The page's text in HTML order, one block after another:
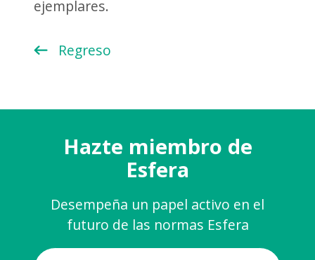
ejemplares.
Regreso
Hazte miembro de
Esfera
Desempeña un papel activo en el
futuro de las normas Esfera